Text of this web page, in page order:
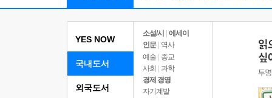
YES NOW
국내도서
소설/시
에세이
인문
역사
예술 | 종교
사회 | 과학
경제 경영
자기계발
외국도서